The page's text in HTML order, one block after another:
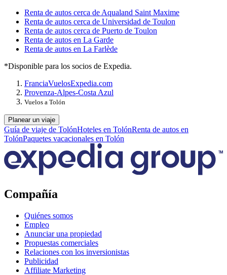
Renta de autos cerca de Aqualand Saint Maxime
Renta de autos cerca de Universidad de Toulon
Renta de autos cerca de Puerto de Toulon
Renta de autos en La Garde
Renta de autos en La Farlède
*Disponible para los socios de Expedia.
FranciaVuelosExpedia.com
Provenza-Alpes-Costa Azul
Vuelos a Tolón
Planear un viaje
Guía de viaje de TolónHoteles en TolónRenta de autos en
TolónPaquetes vacacionales en Tolón
Compañía
Quiénes somos
Empleo
Anunciar una propiedad
Propuestas comerciales
Relaciones con los inversionistas
Publicidad
Affiliate Marketing